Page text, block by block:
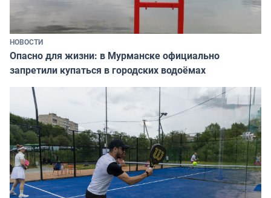
НОВОСТИ
Опасно для жизни: в Мурманске официально
запретили купаться в городских водоёмах